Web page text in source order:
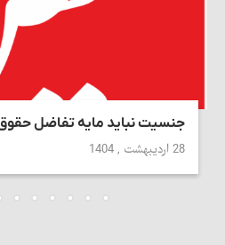
جنسیت نباید مایه تفاضل
28 اردیبهشت , 1404